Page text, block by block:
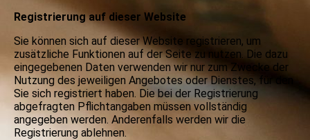
Registrierung auf dieser Website
Sie können sich auf dieser Website registrieren, um
zusätzliche Funktionen auf der Seite zu nutzen. Die dazu
eingegebenen Daten verwenden wir nur zum Zwecke der
Nutzung des jeweiligen Angebotes oder Dienstes, für den
Sie sich registriert haben. Die bei der Registrierung
abgefragten Pflichtangaben müssen vollständig
angegeben werden. Anderenfalls werden wir die
Registrierung ablehnen.